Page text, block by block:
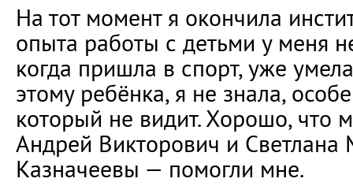
На тот момент я окончила
опыта работы с детьми у меня
когда пришла в спорт, уже
этому ребёнка, я не знала,
который не видит. Хорошо, что
Андрей Викторович и Светлана
Казначеевы — помогли мне.